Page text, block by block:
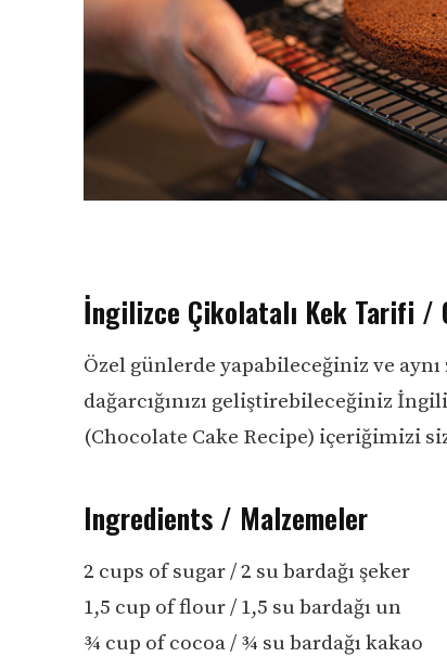
İngilizce Çikolatalı Kek Tarifi /
Özel günlerde yapabileceğiniz ve
dağarcığınızı geliştirebileceğiniz
(Chocolate Cake Recipe) içeriğimizi
Ingredients / Malzemeler
2 cups of sugar / 2 su bardağı şeker
1,5 cup of flour / 1,5 su bardağı un
¾ cup of cocoa / ¾ su bardağı kakao